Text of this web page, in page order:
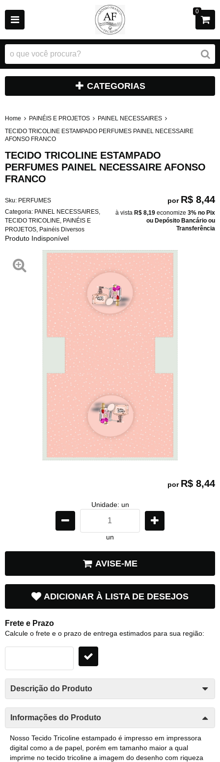
0
CATEGORIAS
Home PAINÉIS E PROJETOS
PAINEL NECESSAIRES
TECIDO TRICOLINE ESTAMPADO PERFUMES PAINEL NECESSAIRE
AFONSO FRANCO
TECIDO TRICOLINE ESTAMPADO
PERFUMES PAINEL NECESSAIRE AFONSO
FRANCO
Sku: PERFUMES
Categoria: PAINEL NECESSAIRES
TECIDO TRICOLINE PAINÉIS E
PROJETOS Painéis Diversos
Produto Indisponível
por R$ 8,44
à vista R$ 8,19 economize 3% no Pix
ou Depósito Bancário ou
Transferência
por R$ 8,44
Unidade: un
un
AVISE-ME
ADICIONAR À LISTA DE DESEJOS
Frete e Prazo
Calcule o frete e o prazo de entrega estimados para sua região:
Descrição do Produto
Informações do Produto
Nosso Tecido Tricoline estampado é impresso em impressora
digital como a de papel, porém em tamanho maior a qual
imprime no tecido tricoline a imagem do desenho com riqueza